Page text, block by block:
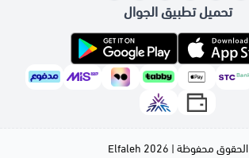
تحميل تطبيق الجوال
الحقوق محفوظة | 2026 Elfaleh